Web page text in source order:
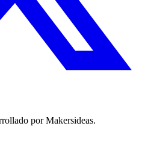
por Makersideas.